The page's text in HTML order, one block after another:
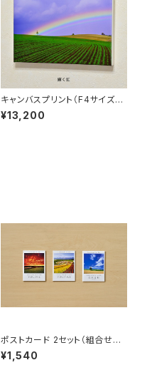
キャンバスプリント（F4サイズ、3
33×242mm）、全3種類
¥13,200
ポストカード 2セット（組合せ自
由）
¥1,540